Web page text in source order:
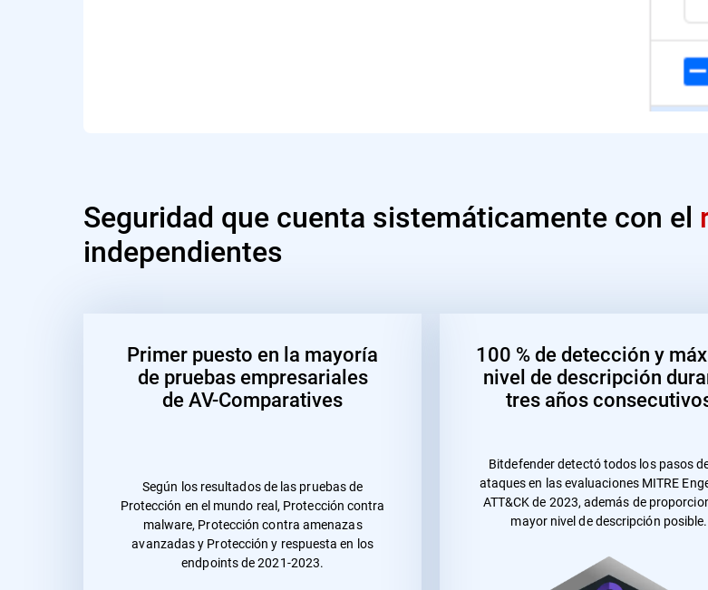
Seguridad que cuenta sistemáticamente con el
independientes
Primer puesto en la mayoría
de pruebas empresariales
de AV-Comparatives
Según los resultados de las pruebas de
Protección en el mundo real, Protección contra
malware, Protección contra amenazas
avanzadas y Protección y respuesta en los
endpoints de 2021-2023.
100 % de detección y
nivel de descripción
tres años
Bitdefender detectó todos los pasos
ataques en las evaluaciones MITRE
ATT&CK de 2023, además de
mayor nivel de descripción posible.